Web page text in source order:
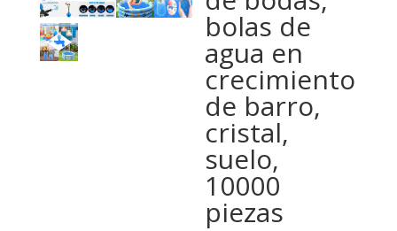
bolas de
agua en
crecimiento
de barro,
cristal,
suelo,
10000
piezas